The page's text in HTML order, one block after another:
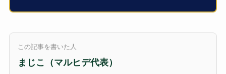
この記事を書いた人
まじこ（マルヒデ代表）